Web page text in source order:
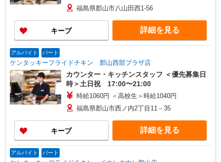
福島県郡山市八山田西1-56
キープ 詳細を見る
アルバイト パート
ケンタッキーフライドチキン 郡山西部プラザ店
カウンター・キッチンスタッフ ＜優先募集日
時＞土日祝 17:00〜21:00
時給1060円 ＜高校生＞時給1040円
福島県郡山市西ノ内2丁目11－35
キープ 詳細を見る
アルバイト パート